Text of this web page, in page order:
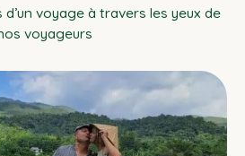
voyage à travers les yeux de
voyageurs